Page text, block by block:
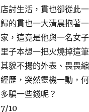
討生活，貫也卻從此
的貫也一大清晨抱著
，這竟是他與一名女
子本想一把火燒掉這
貌不揚的外表、畏畏
歷，突然靈機一動，
騙一些錢呢？
10